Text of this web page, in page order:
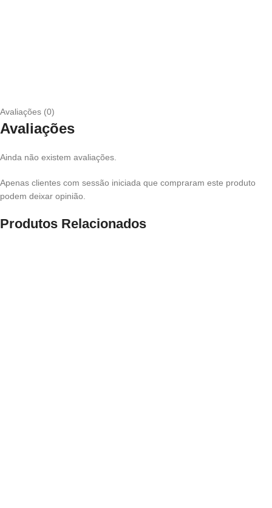
Avaliações (0)
Avaliações
Ainda não existem avaliações.
Apenas clientes com sessão iniciada que compraram este produto
podem deixar opinião.
Produtos Relacionados